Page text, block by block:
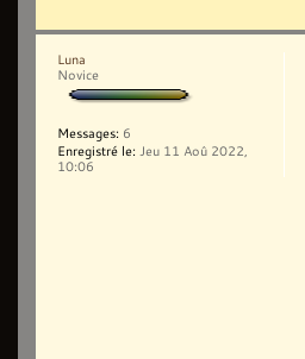
Luna
Novice
Messages: 6
Enregistré le: Jeu 11 Aoû 2022,
10:06